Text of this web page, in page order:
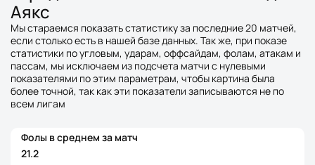
Аякс
Мы стараемся показать статистику за последние 20 матчей,
если столько есть в нашей базе данных. Так же, при показе
статистики по угловым, ударам, оффсайдам, фолам, атакам и
пассам, мы исключаем из подсчета матчи с нулевыми
показателями по этим параметрам, чтобы картина была
более точной, так как эти показатели записываются не по
всем лигам
Фолы в среднем за матч
21.2